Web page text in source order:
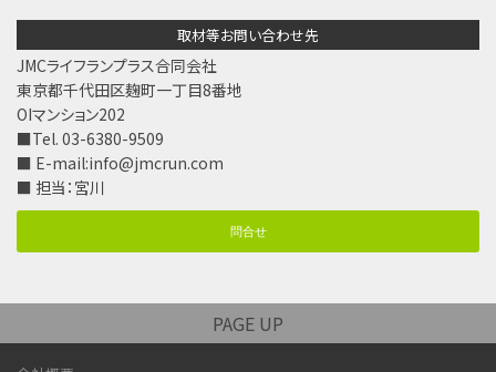
取材等お問い合わせ先
JMCライフランプラス合同会社
東京都千代田区麹町一丁目8番地
OIマンション202
■Tel. 03-6380-9509
■ E-mail:info@jmcrun.com
■ 担当：宮川
問合せ
PAGE UP